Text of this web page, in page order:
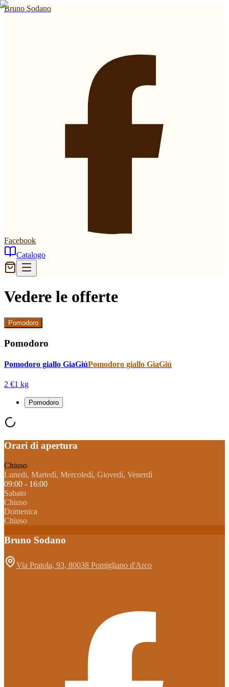
Bruno Sodano
Facebook
Catalogo
Vedere le offerte
Pomodoro
Pomodoro
Pomodoro giallo GiaGiúPomodoro giallo GiaGiú
2 €1 kg
Pomodoro
Orari di apertura
Chiuso
Lunedi, Martedì, Mercoledì, Giovedì, Venerdì
09:00 - 16:00
Sabato
Chiuso
Domenica
Chiuso
Bruno Sodano
Via Pratola, 93, 80038 Pomigliano d'Arco